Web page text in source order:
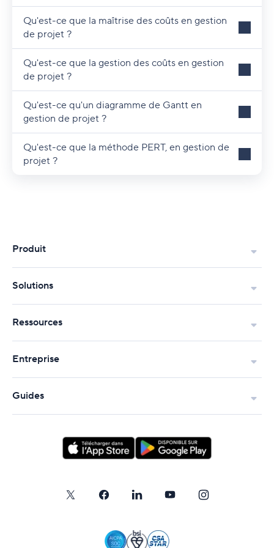
Qu'est-ce que la maîtrise des coûts en gestion
de projet ?
Qu'est-ce que la gestion des coûts en gestion
de projet ?
Qu'est-ce qu'un diagramme de Gantt en
gestion de projet ?
Qu'est-ce que la méthode PERT, en gestion de
projet ?
Produit
Solutions
Ressources
Entreprise
Guides